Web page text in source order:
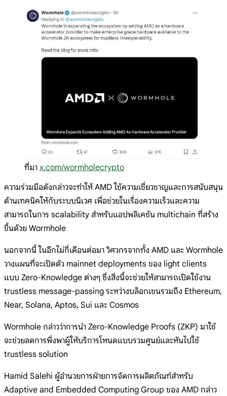
ที่มา x.com/wormholecrypto
ความร่วมมือดังกล่าวจะทำให้ AMD ใช้ความเชี่ยวชาญและการสนับสนุน
ด้านเทคนิคให้กับระบบนิเวศ เพื่อช่วยในเรื่องความเร็วและความ
สามารถในการ scalability สำหรับแอปพลิเคชัน multichain ที่สร้าง
ขึ้นด้วย Wormhole
นอกจากนี้ ในอีกไม่กี่เดือนต่อมา วิศวกรจากทั้ง AMD และ Wormhole
วางแผนที่จะเปิดตัว mainnet deployments ของ light clients
แบบ Zero-Knowledge ต่างๆ ซึ่งสิ่งนี้จะช่วยให้สามารถเปิดใช้งาน
trustless message-passing ระหว่างบล็อกเชนรวมถึง Ethereum,
Near, Solana, Aptos, Sui และ Cosmos
Wormhole กล่าวว่าการนำ Zero-Knowledge Proofs (ZKP) มาใช้
จะช่วยลดการพึ่งพาผู้ให้บริการโหนดแบบรวมศูนย์และหันไปใช้
trustless solution
Hamid Salehi ผู้อำนวยการฝ่ายการจัดการผลิตภัณฑ์สำหรับ
Adaptive and Embedded Computing Group ของ AMD กล่าว